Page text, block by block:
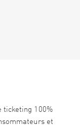
ticketing 100%
et